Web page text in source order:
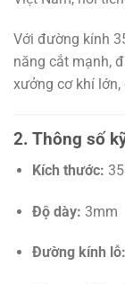
Với đường kính
năng cắt mạnh,
xưởng cơ khí
2. Thông số
Kích thước:
Độ dày: 3mm
Đường kính lỗ: